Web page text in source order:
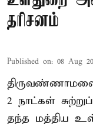
தரிசனம்
Published on: 08 Aug
2 நாட்கள்
தந்த மத்திய